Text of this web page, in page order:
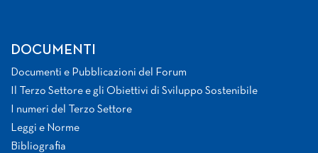
DOCUMENTI
Documenti e Pubblicazioni del Forum
Il Terzo Settore e gli Obiettivi di Sviluppo Sostenibile
I numeri del Terzo Settore
Leggi e Norme
Bibliografia